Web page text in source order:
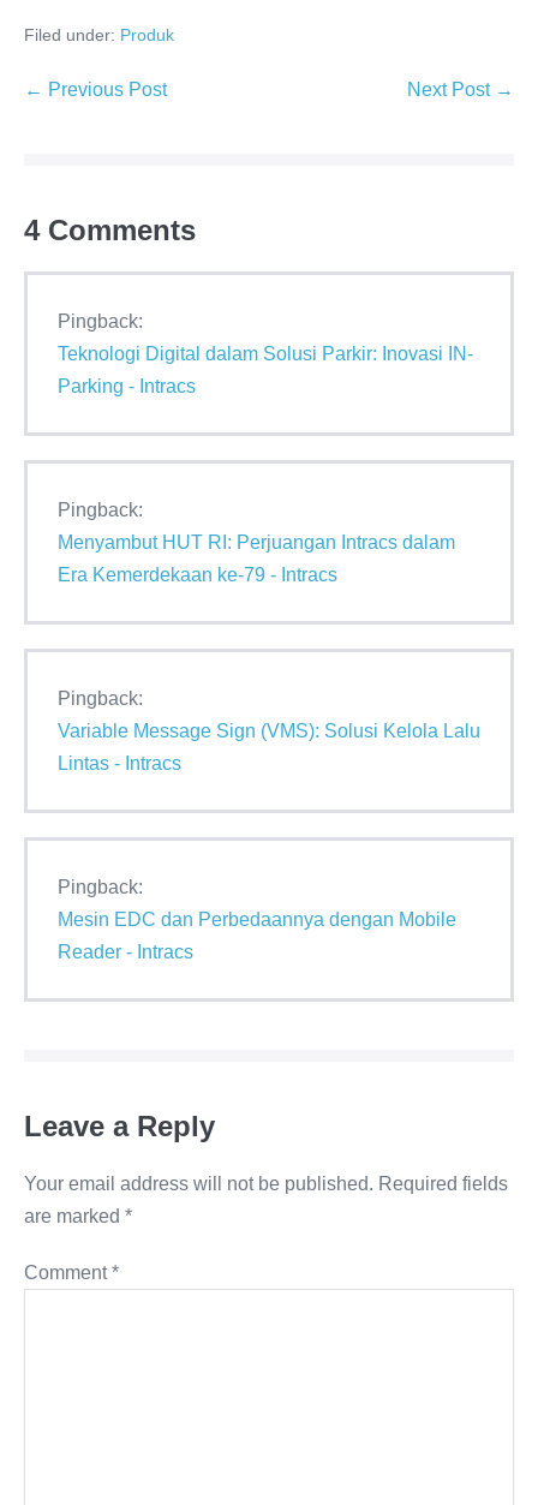
Filed under: Produk
← Previous Post Next Post →
4Comments
Pingback:
Teknologi Digital dalam Solusi Parkir: Inovasi IN-
Parking - Intracs
Pingback:
Menyambut HUT RI: Perjuangan Intracs dalam
Era Kemerdekaan ke-79 - Intracs
Pingback:
Variable Message Sign (VMS): Solusi Kelola Lalu
Lintas - Intracs
Pingback:
Mesin EDC dan Perbedaannya dengan Mobile
Reader - Intracs
Leave a Reply
Your email address will not be published. Required fields
are marked *
Comment*